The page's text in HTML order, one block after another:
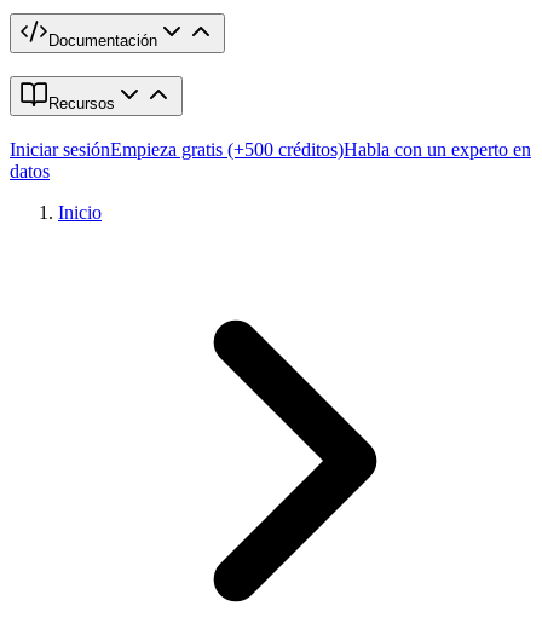
Documentación
Recursos
Iniciar sesiónEmpieza gratis (+500 créditos)Habla con un experto en
datos
Inicio